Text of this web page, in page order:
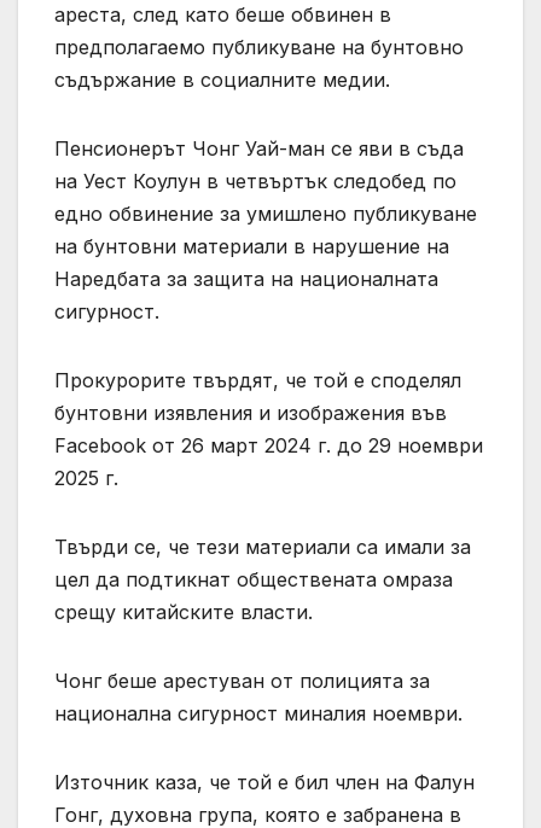
ареста, след като беше обвинен в
предполагаемо публикуване на бунтовно
съдържание в социалните медии.
Пенсионерът Чонг Уай-ман се яви в съда
на Уест Коулун в четвъртък следобед по
едно обвинение за умишлено публикуване
на бунтовни материали в нарушение на
Наредбата за защита на националната
сигурност.
Прокурорите твърдят, че той е споделял
бунтовни изявления и изображения във
Facebook от 26 март 2024 г. до 29 ноември
2025 г.
Твърди се, че тези материали са имали за
цел да подтикнат обществената омраза
срещу китайските власти.
Чонг беше арестуван от полицията за
национална сигурност миналия ноември.
Източник каза, че той е бил член на Фалун
Гонг, духовна група, която е забранена в